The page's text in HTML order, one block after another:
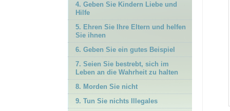
4. Geben Sie Kindern Liebe und
Hilfe
5. Ehren Sie Ihre Eltern und helfen
Sie ihnen
6. Geben Sie ein gutes Beispiel
7. Seien Sie bestrebt, sich im
Leben an die Wahrheit zu halten
8. Morden Sie nicht
9. Tun Sie nichts Illegales